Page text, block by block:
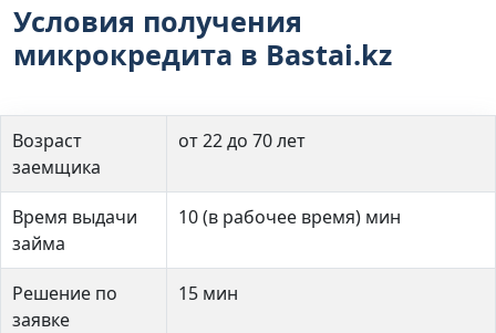
Условия получения
микрокредита в Bastai.kz
Возраст
заемщика
от 22 до 70 лет
Время выдачи
займа
10 (в рабочее время) мин
Решение по
заявке
15 мин